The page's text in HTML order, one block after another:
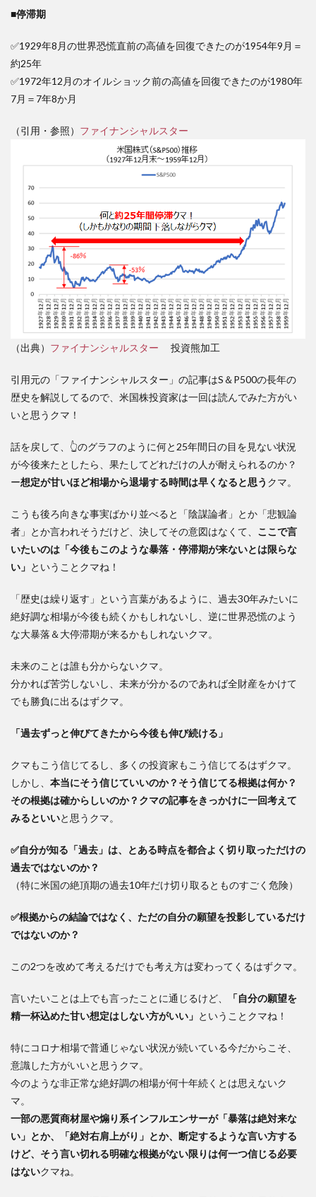
すめ
社
は？
15
最後
■停滞期
✅1929年8月の世界恐慌直前の高値を回復できたのが1954年9月＝
約25年
✅1972年12月のオイルショック前の高値を回復できたのが1980年
7月＝7年8か月
（引用・参照） ファイナンシャルスター
（出典） ファイナンシャルスター 投資熊加工
引用元の「ファイナンシャルスター」の記事はS＆P500の長年の
歴史を解説してるので、米国株投資家は一回は読んでみた方がい
いと思うクマ！
話を戻して、👆のグラフのように何と25年間日の目を見ない状況
が今後来たとしたら、果たしてどれだけの人が耐えられるのか？
ー想定が甘いほど相場から退場する時間は早くなると思う クマ。
こうも後ろ向きな事実ばかり並べると「陰謀論者」とか「悲観論
者」とか言われそうだけど、決してその意図はなくて、 ここで言
いたいのは「今後もこのような暴落・停滞期が来ないとは限らな
い」 ということクマね！
「歴史は繰り返す」という言葉があるように、過去30年みたいに
絶好調な相場が今後も続くかもしれないし、逆に世界恐慌のよう
な大暴落＆大停滞期が来るかもしれないクマ。
未来のことは誰も分からないクマ。
分かれば苦労しないし、未来が分かるのであれば全財産をかけて
でも勝負に出るはずクマ。
「過去ずっと伸びてきたから今後も伸び続ける」
クマもこう信じてるし、多くの投資家もこう信じてるはずクマ。
しかし、 本当にそう信じていいのか？そう信じてる根拠は何か？
その根拠は確からしいのか？クマの記事をきっかけに一回考えて
みるといいと思うクマ。
✅自分が知る「過去」は、とある時点を都合よく切り取っただけの
過去ではないのか？
（特に米国の絶頂期の過去10年だけ切り取るとものすごく危険）
✅根拠からの結論ではなく、ただの自分の願望を投影しているだけ
ではないのか？
この2つを改めて考えるだけでも考え方は変わってくるはずクマ。
言いたいことは上でも言ったことに通じるけど、
「自分の願望を
精一杯込めた甘い想定はしない方がいい」 ということクマね！
特にコロナ相場で普通じゃない状況が続いている今だからこそ、
意識した方がいいと思うクマ。
今のような非正常な絶好調の相場が何十年続くとは思えないク
マ。
一部の悪質商材屋や煽り系インフルエンサーが「暴落は絶対来な
い」とか、「絶対右肩上がり」とか、断定するような言い方する
けど、そう言い切れる明確な根拠がない限りは何一つ信じる必要
はないクマね。